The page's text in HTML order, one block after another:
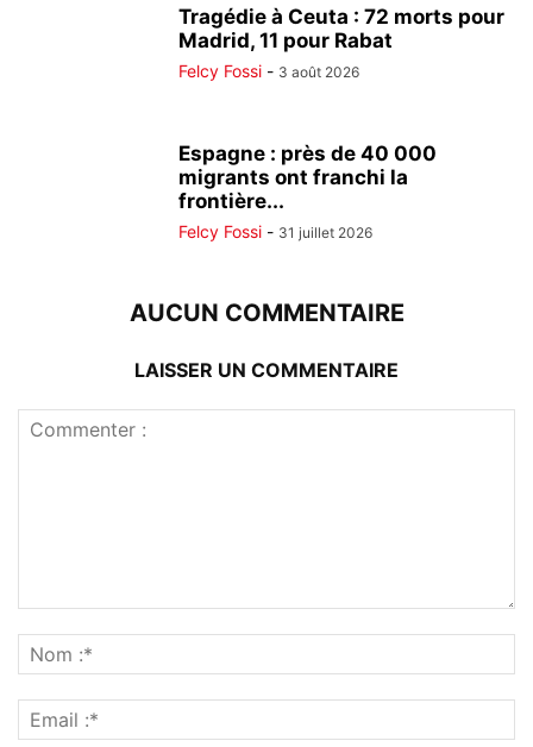
Tragédie à Ceuta : 72 morts pour
Madrid, 11 pour Rabat
Felcy Fossi - 3 août 2026
Espagne : près de 40 000
migrants ont franchi la
frontière...
Felcy Fossi - 31 juillet 2026
AUCUN COMMENTAIRE
LAISSER UN COMMENTAIRE